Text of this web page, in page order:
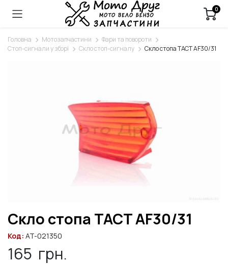
0
Головна Мотозапчастини
Фари та повороти
Стоп-сигнали у зборі
Скло стоп-сигналу Скло стопа TACT AF30/31
Скло стопа TACT AF30/31
Код: AT-021350
165 грн.